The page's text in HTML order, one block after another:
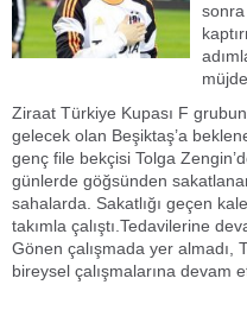
Ziraat Türkiye Kupası F
gelecek olan Beşiktaş’a
genç file bekçisi Tolga
günlerde göğsünden
sahalarda. Sakatlığı geçen
takımla çalıştı.Tedavilerine
Gönen çalışmada yer almadı,
bireysel çalışmalarına devam